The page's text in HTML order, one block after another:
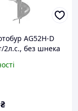
AG52H-D
2л.с., без шнека
₴